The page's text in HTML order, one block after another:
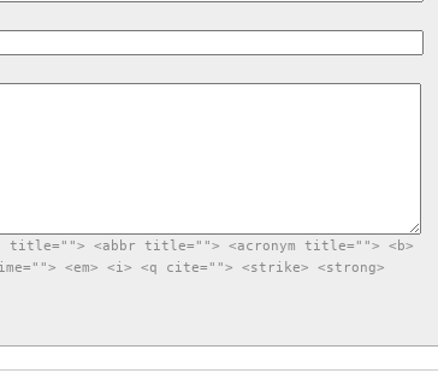
title=""> <abbr title=""> <acronym title=""> <b>
<em> <i> <q cite=""> <strike> <strong>